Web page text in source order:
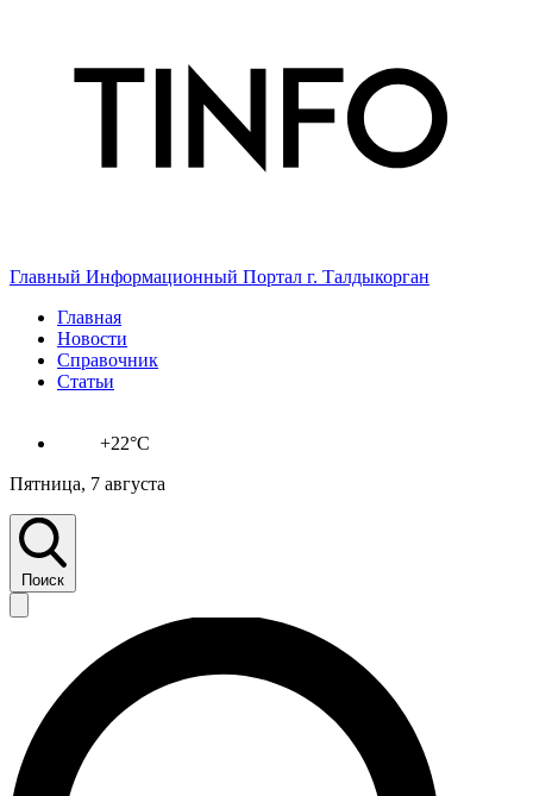
Главный Информационный Портал г. Талдыкорган
Главная
Новости
Справочник
Статьи
+22°C
Пятница, 7 августа
Поиск